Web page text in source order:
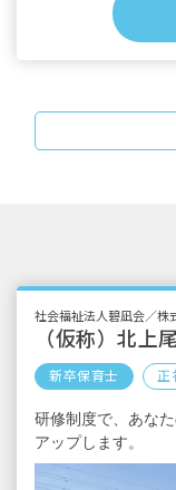
社会福祉法人碧凪会／株
（仮称）北上
新卒保育士 正
研修制度で、あな
アップします。